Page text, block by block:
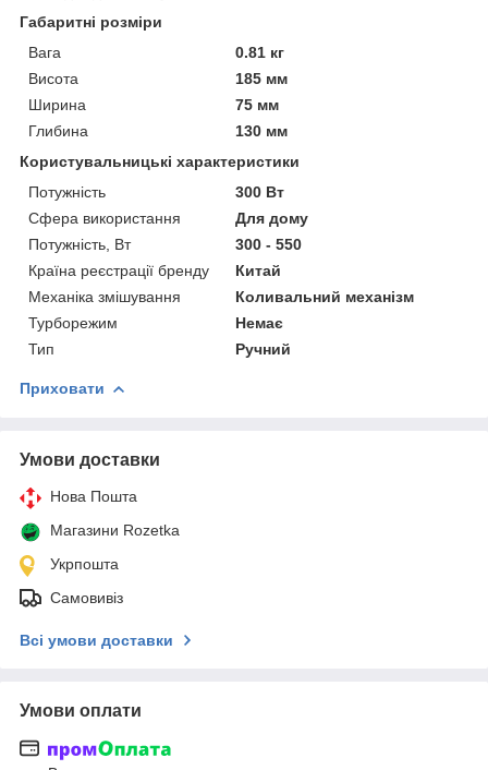
Габаритні розміри
Вага
0.81 кг
Висота
185 мм
Ширина
75 мм
Глибина
130 мм
Користувальницькі характеристики
Потужність
300 Вт
Сфера використання
Для дому
Потужність, Вт
300 - 550
Країна реєстрації бренду
Китай
Механіка змішування
Коливальний механізм
Турборежим
Немає
Тип
Ручний
Приховати
Умови доставки
Нова Пошта
Магазини Rozetka
Укрпошта
Самовивіз
Всі умови доставки
Умови оплати